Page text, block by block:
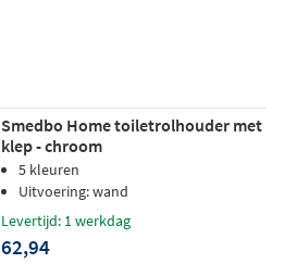
Smedbo Home toiletrolhouder met
klep - chroom
5 kleuren
Uitvoering: wand
Levertijd: 1 werkdag
62,94